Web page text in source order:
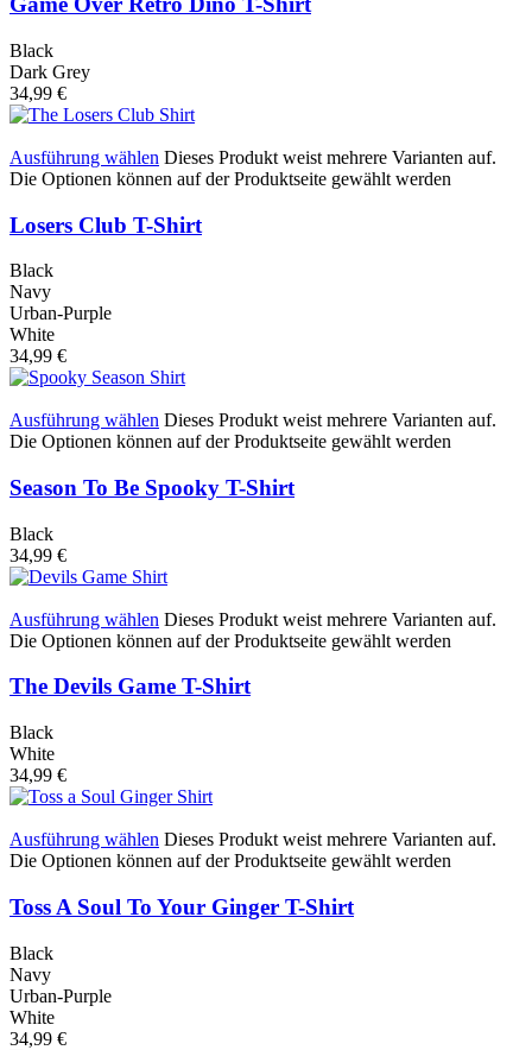
Black
Dark Grey
34,99 €
Ausführung wählen Dieses Produkt weist mehrere Varianten auf.
Die Optionen können auf der Produktseite gewählt werden
Losers Club T-Shirt
Black
Navy
Urban-Purple
White
34,99 €
Ausführung wählen Dieses Produkt weist mehrere Varianten auf.
Die Optionen können auf der Produktseite gewählt werden
Season To Be Spooky T-Shirt
Black
34,99 €
Ausführung wählen Dieses Produkt weist mehrere Varianten auf.
Die Optionen können auf der Produktseite gewählt werden
The Devils Game T-Shirt
Black
White
34,99 €
Ausführung wählen Dieses Produkt weist mehrere Varianten auf.
Die Optionen können auf der Produktseite gewählt werden
Toss A Soul To Your Ginger T-Shirt
Black
Navy
Urban-Purple
White
34,99 €